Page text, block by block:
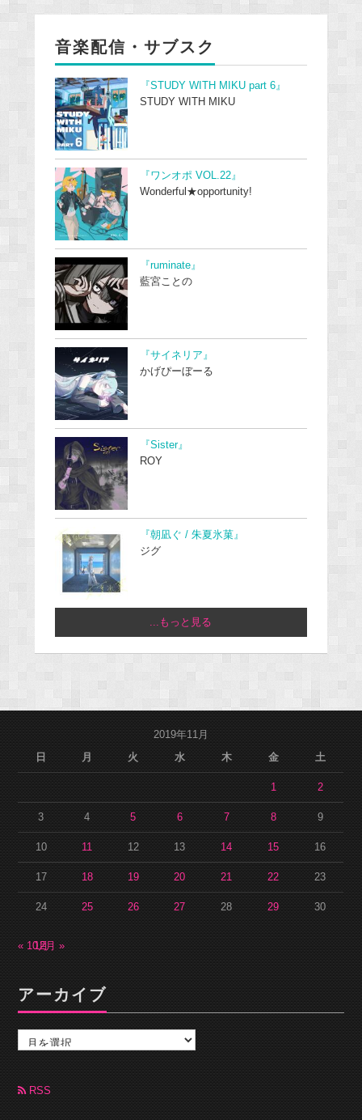
音楽配信・サブスク
『STUDY WITH MIKU part 6』
STUDY WITH MIKU
『ワンオポ VOL.22』
Wonderful★opportunity!
『ruminate』
藍宮ことの
『サイネリア』
かげぴーぼーる
『Sister』
ROY
『朝凪ぐ / 朱夏氷菓』
ジグ
...もっと見る
2019年11月
日
月 火 水 木 金 土
1 2
3 4 5 6 7 8 9
10 11 12 13 14 15 16
17 18 19 20 21 22 23
24 25 26 27 28 29 30
« 10月12月 »
アーカイブ
カ
ブ RSS